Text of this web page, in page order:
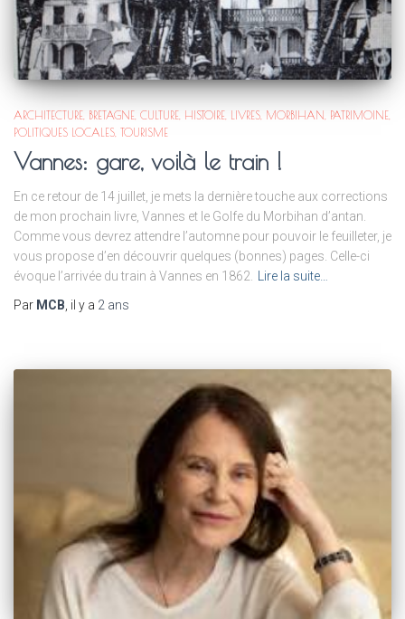
ARCHITECTURE BRETAGNE CULTURE HISTOIRE LIVRES MORBIHAN
PATRIMOINE
POLITIQUES LOCALES TOURISME
Vannes: gare, voilà le train !
En ce retour de 14 juillet, je mets la dernière touche aux corrections
de mon prochain livre, Vannes et le Golfe du Morbihan d’antan.
Comme vous devrez attendre l’automne pour pouvoir le feuilleter, je
vous propose d’en découvrir quelques (bonnes) pages. Celle-ci
évoque l’arrivée du train à Vannes en 1862.
Lire la suite…
Par MCB , il y a 2 ans